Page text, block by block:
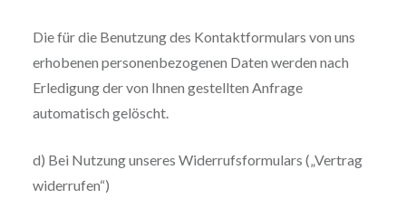
Die für die Benutzung des Kontaktformulars von uns
erhobenen personenbezogenen Daten werden nach
Erledigung der von Ihnen gestellten Anfrage
automatisch gelöscht.
d) Bei Nutzung unseres Widerrufsformulars („Vertrag
widerrufen“)